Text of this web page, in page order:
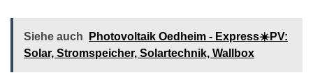
Siehe auch
Photovoltaik Oedheim - Express☀️PV️:
Solar, Stromspeicher, Solartechnik, Wallbox